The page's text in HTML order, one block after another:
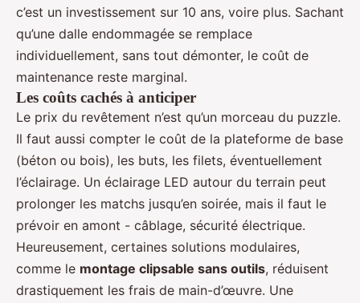
c’est un investissement sur 10 ans, voire plus. Sachant
qu’une dalle endommagée se remplace
individuellement, sans tout démonter, le coût de
maintenance reste marginal.
Les coûts cachés à anticiper
Le prix du revêtement n’est qu’un morceau du puzzle.
Il faut aussi compter le coût de la plateforme de base
(béton ou bois), les buts, les filets, éventuellement
l’éclairage. Un éclairage LED autour du terrain peut
prolonger les matchs jusqu’en soirée, mais il faut le
prévoir en amont - câblage, sécurité électrique.
Heureusement, certaines solutions modulaires,
comme le montage clipsable sans outils, réduisent
drastiquement les frais de main-d’œuvre. Une